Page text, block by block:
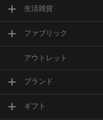
生活雑貨
ファブリック
アウトレット
ブランド
ギフト